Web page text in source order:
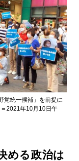
党統一候補」を前提に
2021年10月10日午
める政治は